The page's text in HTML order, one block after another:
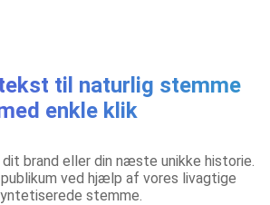
til naturlig stemme
enkle klik
brand eller din næste unikke historie.
ved hjælp af vores livagtige
stemme.